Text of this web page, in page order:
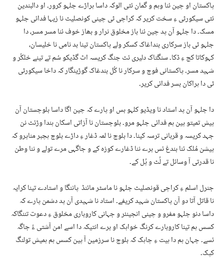
پاکستان او چین ئنا وہم و گمان ئٹی الوکہ داسا ہراڑے جلہو کرور۔ او دالبندین
ئٹی سیکورٹی ءِ سخت کریر کہ کراچی ٹی چینی کونصلیٹ نا زیہا فدائی جلہو
مسک۔ دا جلہو آن پد چین ئنا باز مخلوق نرار و بھاز خوف ئنا مسر مسر، دا
جلہو ٹی باز سرکاری بنداغاک کسکر ولے پاکستان تینا بد نامی نا خلیسان،
کہوکاتا کچ ءِ ڈکا۔ سنگتاک دلیری ئٹ جنگ کریسہ اٹ گڈیکو سُم تے تینے خلکُر و
شہید مسر۔ پاکستانی فوج و سرکار نا کُل بندغاک گوڑینگار کہ داخا سیکورٹی
ٹی دا ہراکان بسر فدائی کریر۔
دا جلہو آن پد استاد نا ویڈیو کلہو بس او پارے کہ چین اگا داسا بلوچستان آن
پیش تمیتو پین ہم فدائی جلہو مرو۔ بلوچستان نا آزاتی اسکان ہندا وڑئٹ نن
جہد کریسہ و قربانی ترسہ کینا۔ دا بلوچ نا لمہ ڈغار ءِ داڑے بلوچ ہچبر مناپرو کہ
پیشن مُلک ئنا بندغ ئس برے ننا ڈغارے کوزہ کے و جاگہی مرے تولے و ننا وطن
نا قدرتی آ وسائل تے لُٹ و پُل کے۔
جنرل اسلم ءِ کراچی قونصلیٹ جلہو نا ماسٹر مائنڈ پاننگا و استادے تینا کرایہ
نا قاتل آتا دو آن پاکستان شہید کریفے۔ استاد نا شہیدی آن پد دشمن پارے کہ
داسا دنو جلہو مفرو و چینی انجینئر و جہانی کاروباری مخلوق ءِ دعوت تننگاکہ
کسس ہم تینا کاروبارے کرنگ خواہک او برے انتیکہ دا اسے امن آشتی ءُ جاگہ
ئسے۔ جہان ہم دا ہیت ءِ چاہک کہ بلوچ نا سرزمین آ پین کسس ہم ہمیش تولنگ
کپک۔